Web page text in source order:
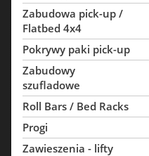
Zabudowa pick-up /
Flatbed 4x4
Pokrywy paki pick-up
Zabudowy
szufladowe
Roll Bars / Bed Racks
Progi
Zawieszenia - lifty